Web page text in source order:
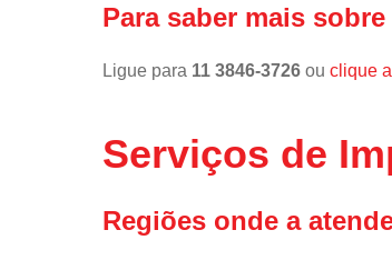
Para saber mais sobre
Ligue para 11 3846-3726 ou clique
Serviços de
Regiões onde a